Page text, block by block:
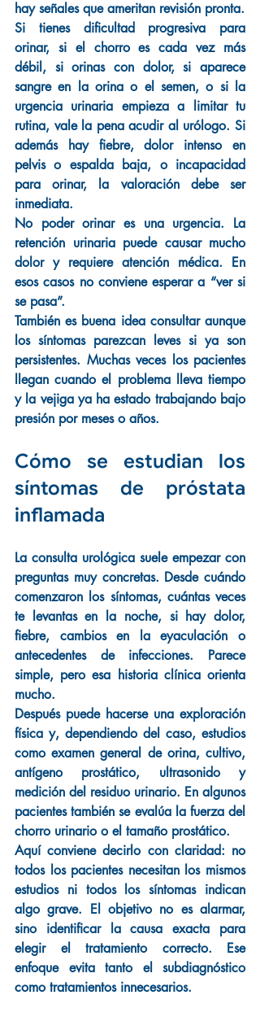
hay señales que ameritan revisión pronta.
Si tienes dificultad progresiva para
orinar, si el chorro es cada vez más
débil, si orinas con dolor, si aparece
sangre en la orina o el semen, o si la
urgencia urinaria empieza a limitar tu
rutina, vale la pena acudir al urólogo. Si
además hay fiebre, dolor intenso en
pelvis o espalda baja, o incapacidad
para orinar, la valoración debe ser
inmediata.
No poder orinar es una urgencia. La
retención urinaria puede causar mucho
dolor y requiere atención médica. En
esos casos no conviene esperar a “ver si
se pasa”.
También es buena idea consultar aunque
los síntomas parezcan leves si ya son
persistentes. Muchas veces los pacientes
llegan cuando el problema lleva tiempo
y la vejiga ya ha estado trabajando bajo
presión por meses o años.
Cómo se estudian los
síntomas de próstata
inflamada
La consulta urológica suele empezar con
preguntas muy concretas. Desde cuándo
comenzaron los síntomas, cuántas veces
te levantas en la noche, si hay dolor,
fiebre, cambios en la eyaculación o
antecedentes de infecciones. Parece
simple, pero esa historia clínica orienta
mucho.
Después puede hacerse una exploración
física y, dependiendo del caso, estudios
como examen general de orina, cultivo,
antígeno prostático, ultrasonido y
medición del residuo urinario. En algunos
pacientes también se evalúa la fuerza del
chorro urinario o el tamaño prostático.
Aquí conviene decirlo con claridad: no
todos los pacientes necesitan los mismos
estudios ni todos los síntomas indican
algo grave. El objetivo no es alarmar,
sino identificar la causa exacta para
elegir el tratamiento correcto. Ese
enfoque evita tanto el subdiagnóstico
como tratamientos innecesarios.